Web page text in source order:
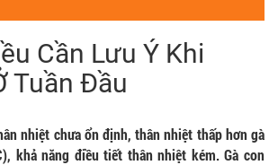
Cần Lưu Ý Khi
Tuần Đầu
nhiệt chưa ổn định, thân nhiệt thấp hơn gà
khả năng điều tiết thân nhiệt kém. Gà con